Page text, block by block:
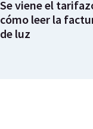
Se viene el
cómo leer la
de luz